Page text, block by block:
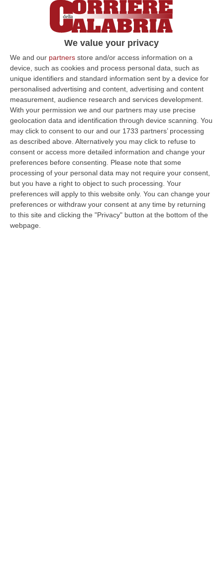
We value your privacy
We and our partners store and/or access information on a
device, such as cookies and process personal data, such as
unique identifiers and standard information sent by a device for
personalised advertising and content, advertising and content
measurement, audience research and services development.
With your permission we and our partners may use precise
geolocation data and identification through device scanning. You
may click to consent to our and our 1733 partners’ processing
as described above. Alternatively you may click to refuse to
consent or access more detailed information and change your
preferences before consenting. Please note that some
processing of your personal data may not require your consent,
but you have a right to object to such processing. Your
preferences will apply to this website only. You can change your
preferences or withdraw your consent at any time by returning
to this site and clicking the "Privacy" button at the bottom of the
webpage.
I Cinquestelle chiedono l'accesso
antimafia a Lamezia Terme
LAMEZIA TERME «Gli ultimi fatti su Lamezia
Terme ci impongono di chiedere al ministro
dell’Interno, Marco Minniti, la commissione
d’accesso agli att…
Pubblicato il: 24/05/17 – 11:27